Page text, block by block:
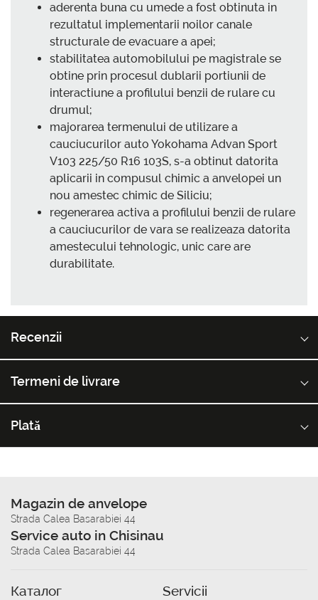
aderenta buna cu umede a fost obtinuta in
rezultatul implementarii noilor canale
structurale de evacuare a apei;
stabilitatea automobilului pe magistrale se
obtine prin procesul dublarii portiunii de
interactiune a profilului benzii de rulare cu
drumul;
majorarea termenului de utilizare a
cauciucurilor auto Yokohama Advan Sport
V103 225/50 R16 103S, s-a obtinut datorita
aplicarii in compusul chimic a anvelopei un
nou amestec chimic de Siliciu;
regenerarea activa a profilului benzii de rulare
a cauciucurilor de vara se realizeaza datorita
amestecului tehnologic, unic care are
durabilitate.
Recenzii
Termeni de livrare
Plată
Magazin de anvelope
Strada Calea Basarabiei 44
Service auto in Chisinau
Strada Calea Basarabiei 44
Каталог Servicii